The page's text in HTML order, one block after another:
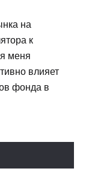
на
к
меня
влияет
фонда в